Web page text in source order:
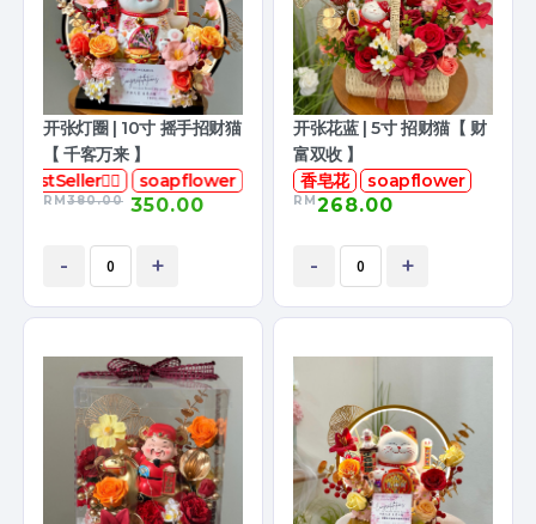
开张灯圈 | 10寸 摇手招财猫
【 千客万来 】
BestSeller👍🏻
soapflower
RM380.00 350.00
- +
开张花蓝 | 5寸 招财猫【 财
富双收 】
香皂花
soapflower
RM268.00
- +